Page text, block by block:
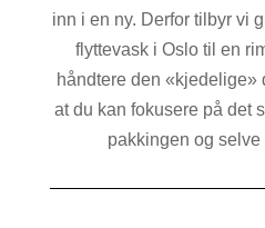
inn i en ny. Derfor tilbyr vi
flyttevask i Oslo til en
håndtere den «kjedelige»
at du kan fokusere på det
pakkingen og selve